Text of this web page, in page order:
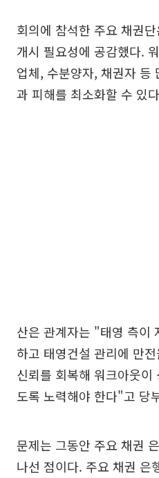
회의에 참석한 주요 채권
개시 필요성에 공감했다.
업체, 수분양자, 채권자 등
과 피해를 최소화할 수 있
산은 관계자는 "태영 측이
하고 태영건설 관리에 만
신뢰를 회복해 워크아웃이
도록 노력해야 한다"고 당
문제는 그동안 주요 채권
나선 점이다. 주요 채권 은